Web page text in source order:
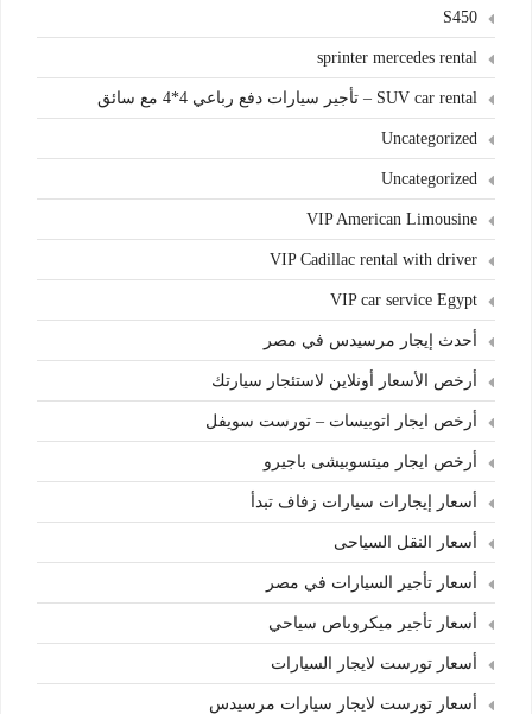
S450
sprinter mercedes rental
SUV car rental – تأجير سيارات دفع رباعي 4*4 مع سائق
Uncategorized
Uncategorized
VIP American Limousine
VIP Cadillac rental with driver
VIP car service Egypt
أحدث إيجار مرسيدس في مصر
أرخص الأسعار أونلاين لاستئجار سيارتك
أرخص ايجار اتوبيسات – تورست سويفل
أرخص ايجار ميتسوبيشى باجيرو
أسعار إيجارات سيارات زفاف تبدأ
أسعار النقل السياحى
أسعار تأجير السيارات في مصر
أسعار تأجير ميكروباص سياحي
أسعار تورست لايجار السيارات
أسعار تورست لايجار سيارات مرسيدس